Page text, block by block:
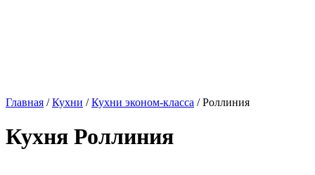
Главная /Кухни /Кухни эконом-класса / Роллиния
Кухня Роллиния